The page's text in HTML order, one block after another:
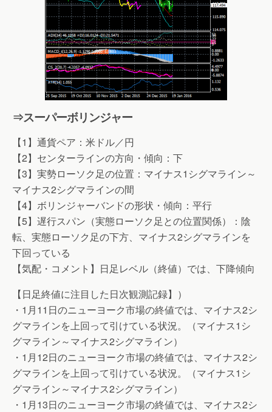
⇒スーパーボリンジャー
【1】通貨ペア：米ドル／円
【2】センターラインの方向・傾向：下
【3】実勢ローソク足の位置：マイナス1シグマライン～
マイナス2シグマラインの間
【4】ボリンジャーバンドの形状・傾向：平行
【5】遅行スパン（実態ローソク足との位置関係）：陰
転、実態ローソク足の下方、マイナス2シグマラインを
下回っている
【気配・コメント】日足レベル（終値）では、下降傾向
【日足終値に注目した日次観測記録】）
・1月11日のニューヨーク市場の終値では、マイナス2シ
グマラインを上回って引けている状況。（マイナス1シ
グマライン～マイナス2シグマライン）
・1月12日のニューヨーク市場の終値では、マイナス2シ
グマラインを上回って引けている状況。（マイナス1シ
グマライン～マイナス2シグマライン）
・1月13日のニューヨーク市場の終値では、マイナス2シ